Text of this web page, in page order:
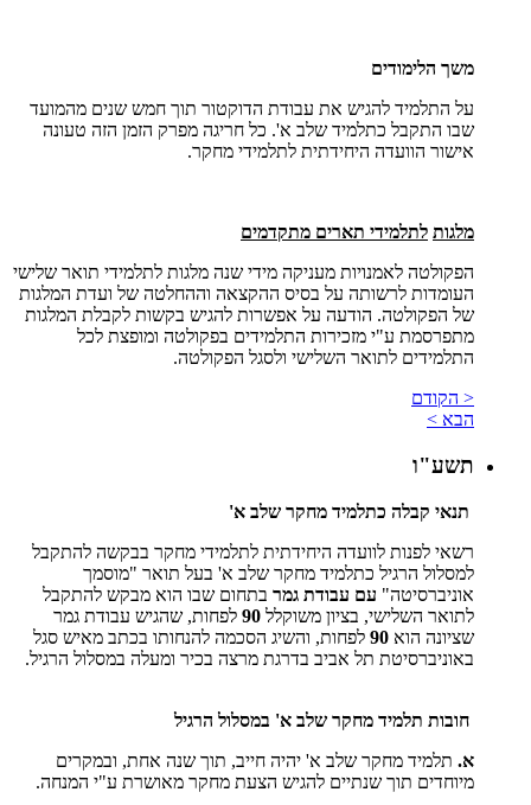
משך הלימודים
על התלמיד להגיש את עבודת הדוקטור תוך חמש שנים מהמועד
שבו התקבל כתלמיד שלב א'. כל חריגה מפרק הזמן הזה טעונה
אישור הוועדה היחידתית לתלמידי מחקר.
מלגות לתלמידי תארים מתקדמים
הפקולטה לאמנויות מעניקה מידי שנה מלגות לתלמידי תואר שלישי
העומדות לרשותה על בסיס ההקצאה וההחלטה של ועדת המלגות
של הפקולטה. הודעה על אפשרות להגיש בקשות לקבלת המלגות
מתפרסמת ע"י מזכירות התלמידים בפקולטה ומופצת לכל
התלמידים לתואר השלישי ולסגל הפקולטה.
< הקודם
הבא >
תשע"ו
תנאי קבלה כתלמיד מחקר שלב א'
רשאי לפנות לוועדה היחידתית לתלמידי מחקר בבקשה להתקבל
למסלול הרגיל כתלמיד מחקר שלב א' בעל תואר "מוסמך
אוניברסיטה" עם עבודת גמר בתחום שבו הוא מבקש להתקבל
לתואר השלישי, בציון משוקלל 90 לפחות, שהגיש עבודת גמר
שציונה הוא 90 לפחות, והשיג הסכמה להנחותו בכתב מאיש סגל
באוניברסיטת תל אביב בדרגת מרצה בכיר ומעלה במסלול הרגיל.
חובות תלמיד מחקר שלב א' במסלול הרגיל
א. תלמיד מחקר שלב א' יהיה חייב, תוך שנה אחת, ובמקרים
מיוחדים תוך שנתיים להגיש הצעת מחקר מאושרת ע"י המנחה.